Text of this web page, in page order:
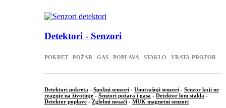
Detektori - Senzori
POKRET POŽAR GAS POPLAVA STAKLO VRATA-PROZOR
Detektori pokreta - Spoljni senzori - Unutrašnji senzori - Senzor koji ne
reaguje na životinje - Senzori požara i gasa - Detektor lom stakla -
Detektor poplave - Zglobni nosači - MUK magnetni senzori